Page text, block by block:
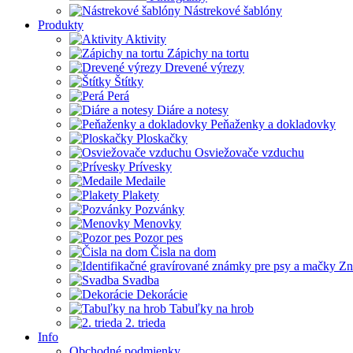
Nástrekové šablóny
Produkty
Aktivity
Zápichy na tortu
Drevené výrezy
Štítky
Perá
Diáre a notesy
Peňaženky a dokladovky
Ploskačky
Osviežovače vzduchu
Prívesky
Medaile
Plakety
Pozvánky
Menovky
Pozor pes
Čisla na dom
Svadba
Dekorácie
Tabuľky na hrob
2. trieda
Info